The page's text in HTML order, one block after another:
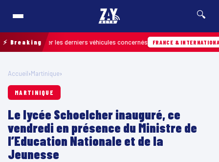
🔍
⚡ Breaking
retrouver les derniers véhicules concernés FRANCE & INTERNATIONALE
Accueil›Martinique›
MARTINIQUE
Le lycée Schoelcher inauguré, ce
vendredi en présence du Ministre de
l’Education Nationale et de la
Jeunesse